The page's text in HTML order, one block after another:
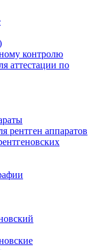
контролю
аттестации по
рентген аппаратов